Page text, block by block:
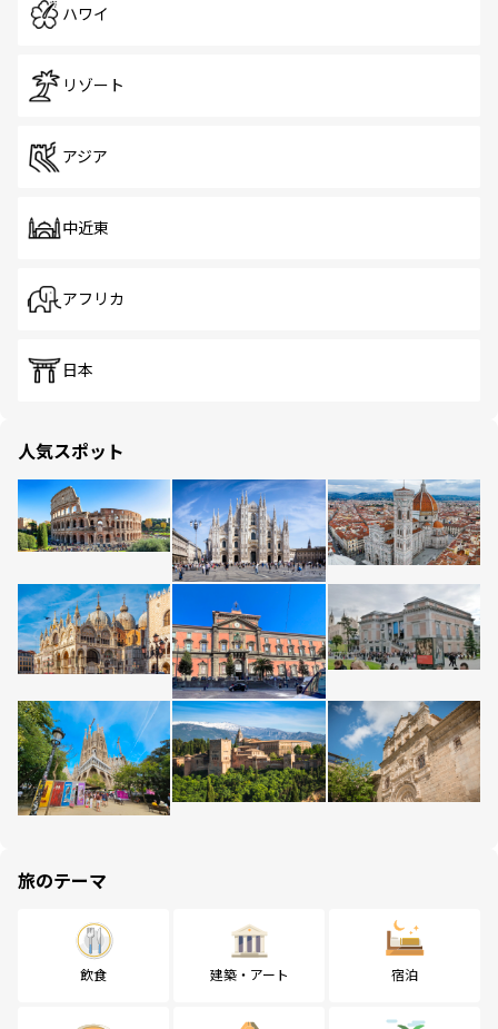
ハワイ
リゾート
アジア
中近東
アフリカ
日本
人気スポット
旅のテーマ
飲食 建築・アート 宿泊